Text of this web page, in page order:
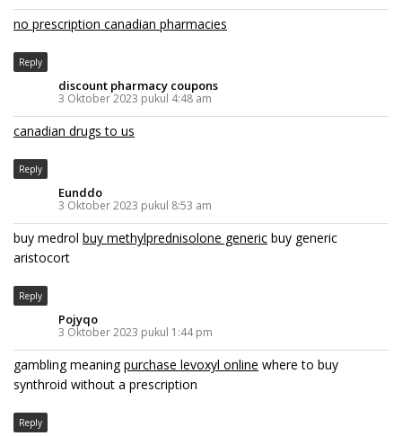
no prescription canadian pharmacies
Reply
discount pharmacy coupons
3 Oktober 2023 pukul 4:48 am
canadian drugs to us
Reply
Eunddo
3 Oktober 2023 pukul 8:53 am
buy medrol buy methylprednisolone generic buy generic
aristocort
Reply
Pojyqo
3 Oktober 2023 pukul 1:44 pm
gambling meaningpurchase levoxyl online where to buy
synthroid without a prescription
Reply